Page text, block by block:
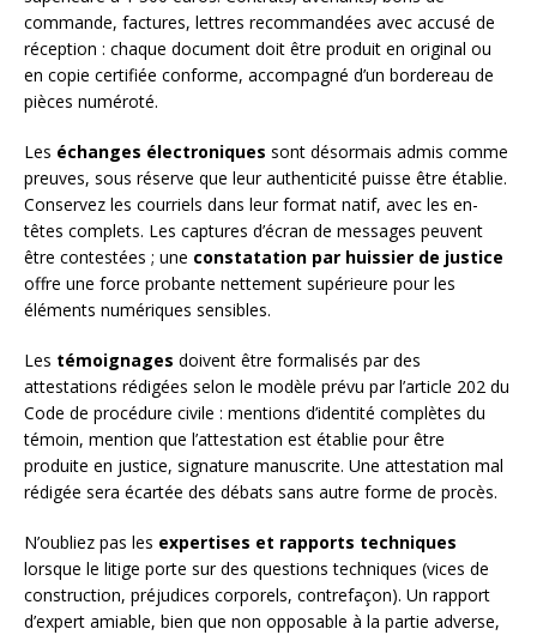
commande, factures, lettres recommandées avec accusé de
réception : chaque document doit être produit en original ou
en copie certifiée conforme, accompagné d’un bordereau de
pièces numéroté.
Les échanges électroniques sont désormais admis comme
preuves, sous réserve que leur authenticité puisse être établie.
Conservez les courriels dans leur format natif, avec les en-
têtes complets. Les captures d’écran de messages peuvent
être contestées ; une constatation par huissier de justice
offre une force probante nettement supérieure pour les
éléments numériques sensibles.
Les témoignages doivent être formalisés par des
attestations rédigées selon le modèle prévu par l’article 202 du
Code de procédure civile : mentions d’identité complètes du
témoin, mention que l’attestation est établie pour être
produite en justice, signature manuscrite. Une attestation mal
rédigée sera écartée des débats sans autre forme de procès.
N’oubliez pas les expertises et rapports techniques
lorsque le litige porte sur des questions techniques (vices de
construction, préjudices corporels, contrefaçon). Un rapport
d’expert amiable, bien que non opposable à la partie adverse,